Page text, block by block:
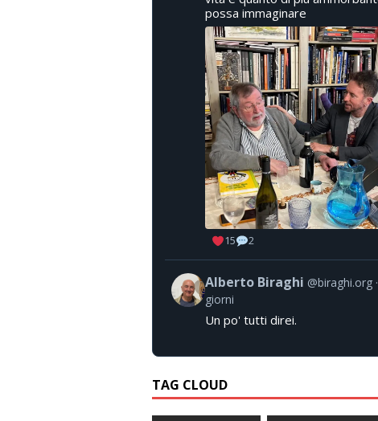
possa immaginare
15 2
Alberto Biraghi @biraghi.org
giorni
Un po' tutti direi.
TAG CLOUD